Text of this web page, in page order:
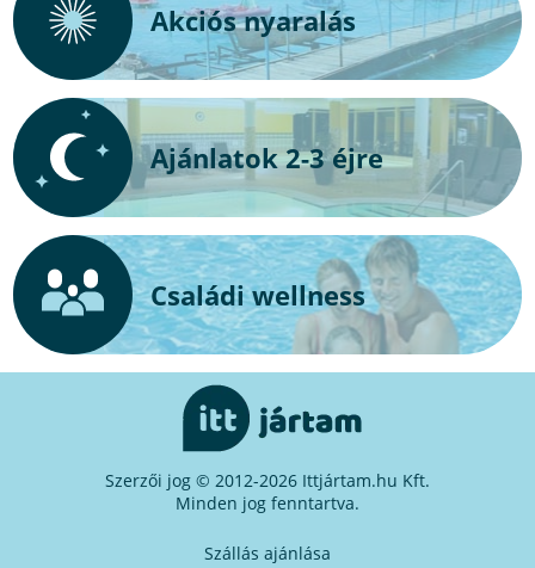
Akciós nyaralás
Ajánlatok 2-3 éjre
Családi wellness
Szerzői jog © 2012-2026 Ittjártam.hu Kft.
Minden jog fenntartva.
Szállás ajánlása